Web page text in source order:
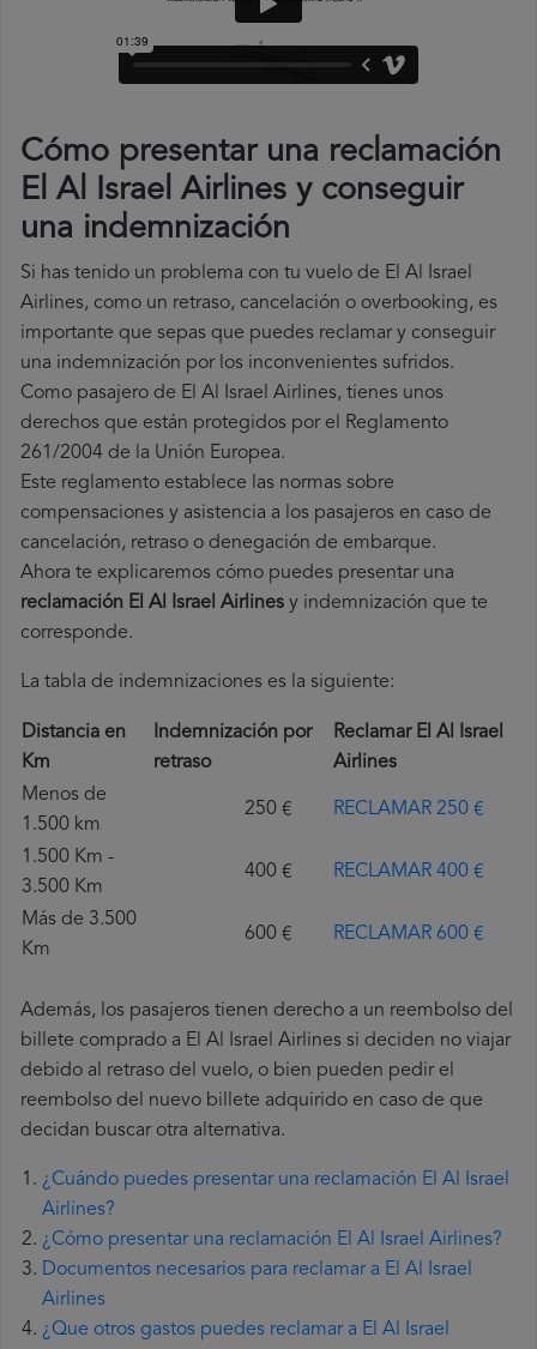
Cómo presentar una reclamación
El Al Israel Airlines y conseguir
una indemnización
Si has tenido un problema con tu vuelo de El Al Israel
Airlines, como un retraso, cancelación o overbooking, es
importante que sepas que puedes reclamar y conseguir
una indemnización por los inconvenientes sufridos.
Como pasajero de El Al Israel Airlines, tienes unos
derechos que están protegidos por el Reglamento
261/2004 de la Unión Europea.
Este reglamento establece las normas sobre
compensaciones y asistencia a los pasajeros en caso de
cancelación, retraso o denegación de embarque.
Ahora te explicaremos cómo puedes presentar una
reclamación El Al Israel Airlines y indemnización que te
corresponde.
La tabla de indemnizaciones es la siguiente:
Distancia en
Km
Indemnización por
retraso
Reclamar El Al Israel
Airlines
Menos de
1.500 km
250 € RECLAMAR 250 €
1.500 Km -
3.500 Km
400 € RECLAMAR 400 €
Más de 3.500
Km
600 € RECLAMAR 600 €
Además, los pasajeros tienen derecho a un reembolso del
billete comprado a El Al Israel Airlines si deciden no viajar
debido al retraso del vuelo, o bien pueden pedir el
reembolso del nuevo billete adquirido en caso de que
decidan buscar otra alternativa.
¿Cuándo puedes presentar una reclamación El Al Israel
Airlines?
¿Cómo presentar una reclamación El Al Israel Airlines?
Documentos necesarios para reclamar a El Al Israel
Airlines
¿Que otros gastos puedes reclamar a El Al Israel